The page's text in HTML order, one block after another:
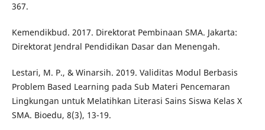
367.
Kemendikbud. 2017. Direktorat Pembinaan SMA. Jakarta:
Direktorat Jendral Pendidikan Dasar dan Menengah.
Lestari, M. P., & Winarsih. 2019. Validitas Modul Berbasis
Problem Based Learning pada Sub Materi Pencemaran
Lingkungan untuk Melatihkan Literasi Sains Siswa Kelas X
SMA. Bioedu, 8(3), 13-19.